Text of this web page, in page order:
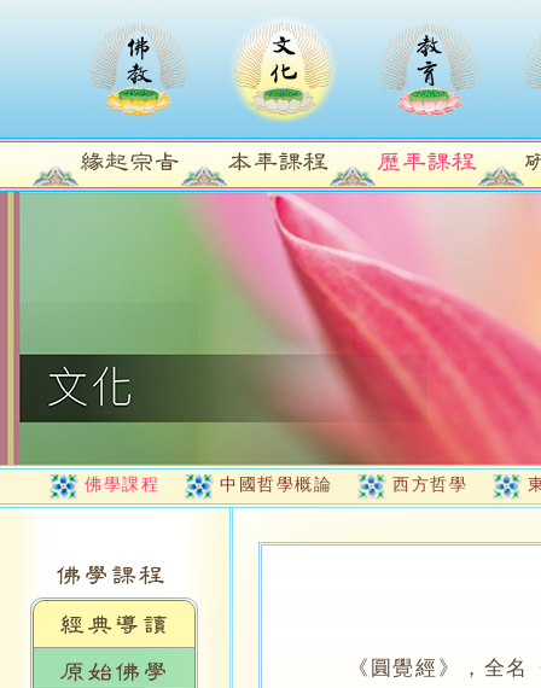
佛學課程 中國哲學概論 西方哲學
《圓覺經》，全